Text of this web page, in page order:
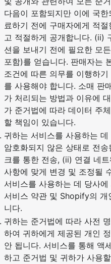
다음이 포함되지만 이에 국
료하기 전에 구매자에게 적
고 적절하게 공개합니다. (ii)
션을 보내기 전에 필요한 모
포함)를 얻습니다. 판매자는
조건에 따른 의무를 이행하
를 사용해야 합니다. 소매 판
가 처리되는 방법과 이유에
가 준거법에 따라 데이터 주
할 책임이 있습니다.
귀하는 서비스를 사용하는
암호화되지 않은 상태로 전
크를 통한 전송, (ii) 연결 네
사항에 맞게 변경 및 조정될
서비스를 사용하는 데 당사
서비스 약관 및 Shopify의 개
니다.
귀하는 준거법에 따라 사전
하여 귀하에게 제공된 개인
안 됩니다. 서비스를 통해 액
하고 준거법 및 귀하가 사용